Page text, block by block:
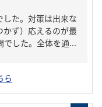
た。対策は出来な
ず）応えるのが最
でした。全体を通...
ら